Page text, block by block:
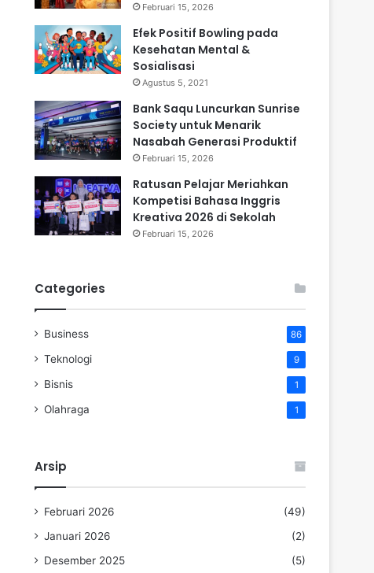
Februari 15, 2026
Efek Positif Bowling pada
Kesehatan Mental &
Sosialisasi
Agustus 5, 2021
Bank Saqu Luncurkan Sunrise
Society untuk Menarik
Nasabah Generasi Produktif
Februari 15, 2026
Ratusan Pelajar Meriahkan
Kompetisi Bahasa Inggris
Kreativa 2026 di Sekolah
Februari 15, 2026
Categories
Business 86
Teknologi 9
Bisnis 1
Olahraga 1
Arsip
Februari 2026
(49)
Januari 2026
(2)
Desember 2025
(5)